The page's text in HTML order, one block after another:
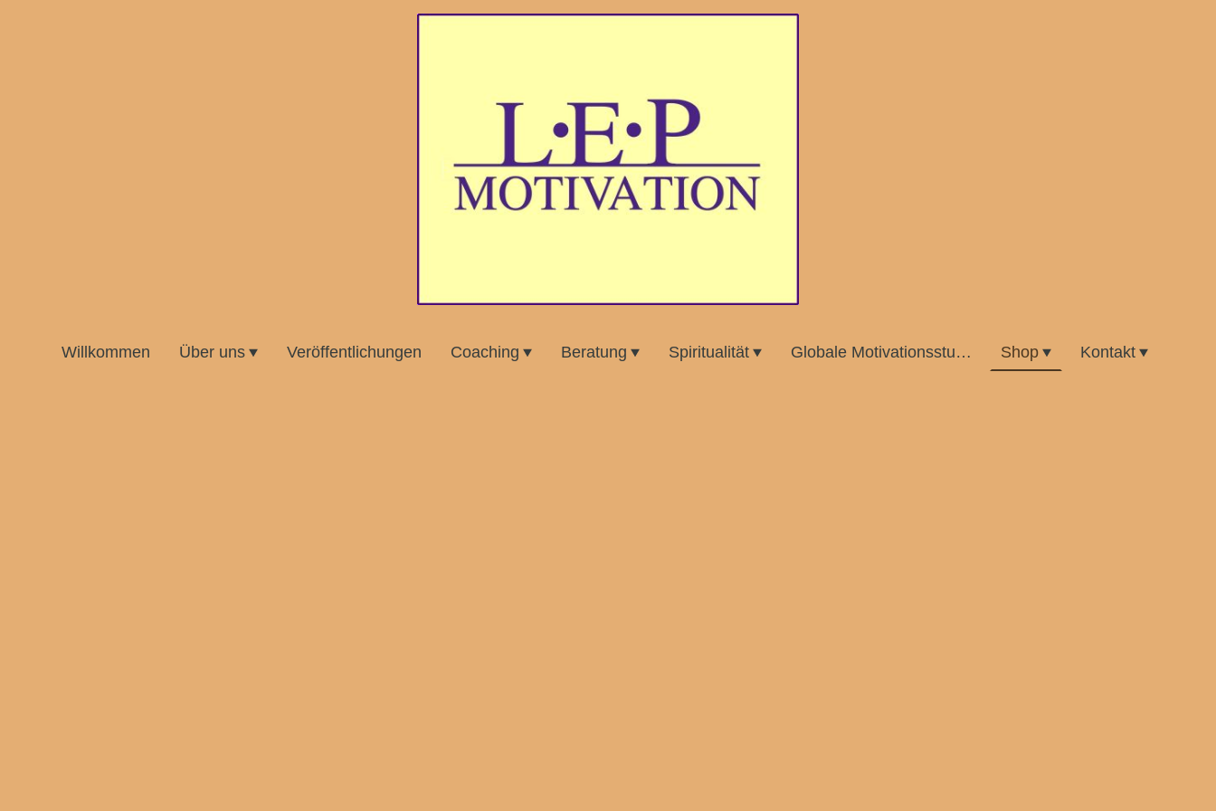
Willkommen Über uns Veröffentlichungen Coaching Beratung Spiritualität Globale Motivationsstudie Shop Kontakt